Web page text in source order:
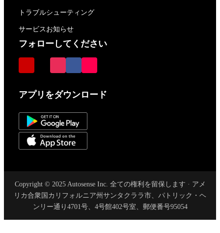
トラブルシューティング
サービスお知らせ
フォローしてください
アプリをダウンロード
Copyright © 2025 Autosense Inc. 全ての権利を留保します · アメ
リカ合衆国カリフォルニア州サンタクララ市、パトリック・ヘ
ンリー通り4701号、4号館402号室、郵便番号95054